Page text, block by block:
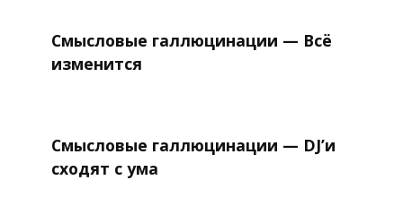
Смысловые галлюцинации — Всё
изменится
Смысловые галлюцинации — DJ’и
сходят с ума